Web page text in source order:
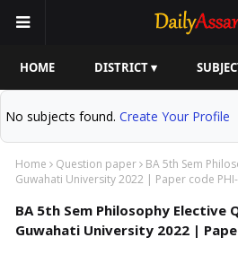
HOME DISTRICT ▾
No subjects found. Create Your Profile
Home Question paper
BA 5th Sem
Guwahati University 2022 | Paper code
BA 5th Sem Philosophy Elective
Guwahati University 2022 |